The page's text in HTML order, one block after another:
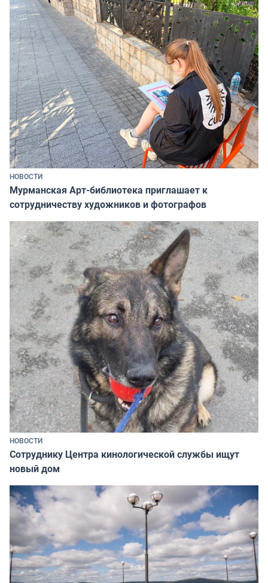
НОВОСТИ
Мурманская Арт-библиотека приглашает к
сотрудничеству художников и фотографов
НОВОСТИ
Сотруднику Центра кинологической службы ищут
новый дом